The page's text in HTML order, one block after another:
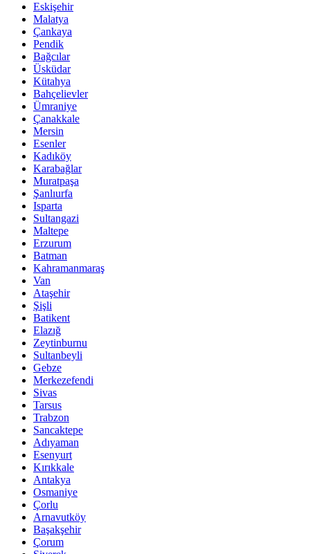
Eskişehir
Malatya
Çankaya
Pendik
Bağcılar
Üsküdar
Kütahya
Bahçelievler
Ümraniye
Çanakkale
Mersin
Esenler
Kadıköy
Karabağlar
Muratpaşa
Şanlıurfa
Isparta
Sultangazi
Maltepe
Erzurum
Batman
Kahramanmaraş
Van
Ataşehir
Şişli
Batikent
Elazığ
Zeytinburnu
Sultanbeyli
Gebze
Merkezefendi
Sivas
Tarsus
Trabzon
Sancaktepe
Adıyaman
Esenyurt
Kırıkkale
Antakya
Osmaniye
Çorlu
Arnavutköy
Başakşehir
Çorum